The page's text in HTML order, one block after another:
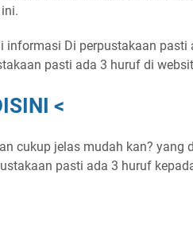
Di perpustakaan pasti
pasti ada 3 huruf di
<
cukup jelas mudah kan? yang
pasti ada 3 huruf